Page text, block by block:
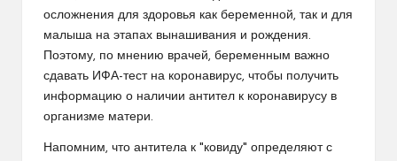
осложнения для здоровья как беременной, так и для
малыша на этапах вынашивания и рождения.
Поэтому, по мнению врачей, беременным важно
сдавать ИФА-тест на коронавирус, чтобы получить
информацию о наличии антител к коронавирусу в
организме матери.
Напомним, что антитела к "ковиду" определяют с